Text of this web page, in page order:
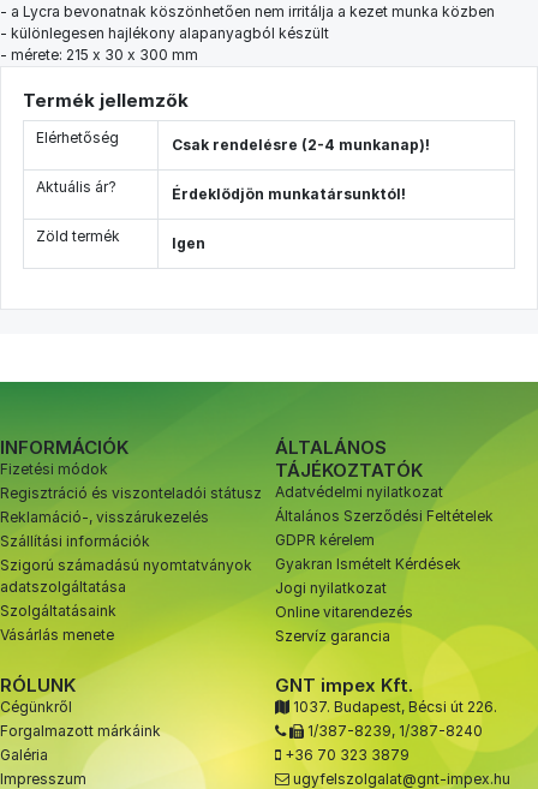
- a Lycra bevonatnak köszönhetően nem irritálja a kezet munka közben
- különlegesen hajlékony alapanyagból készült
- mérete: 215 x 30 x 300 mm
Termék jellemzők
Elérhetőség Csak rendelésre (2-4 munkanap)!
Aktuális ár? Érdeklődjön munkatársunktól!
Zöld termék Igen
INFORMÁCIÓK
Fizetési módok
Regisztráció és viszonteladói státusz
Reklamáció-, visszárukezelés
Szállítási információk
Szigorú számadású nyomtatványok
adatszolgáltatása
Szolgáltatásaink
Vásárlás menete
ÁLTALÁNOS
TÁJÉKOZTATÓK
Adatvédelmi nyilatkozat
Általános Szerződési Feltételek
GDPR kérelem
Gyakran Ismételt Kérdések
Jogi nyilatkozat
Online vitarendezés
Szervíz garancia
RÓLUNK
Cégünkről
Forgalmazott márkáink
Galéria
Impresszum
GNT impex Kft.
1037. Budapest, Bécsi út 226.
1/387-8239, 1/387-8240
+36 70 323 3879
ugyfelszolgalat@gnt-impex.hu